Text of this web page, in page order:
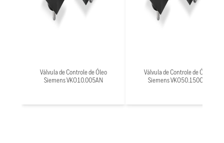
Válvula de Controle de Óleo
Siemens VKO10.005AN
Válvula de Controle de Óleo
Siemens VKO50.150CN